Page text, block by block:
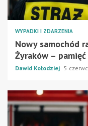
WYPADKI I ZDARZENIA
Nowy samochód
Żyraków –
Dawid Kołodziej 5